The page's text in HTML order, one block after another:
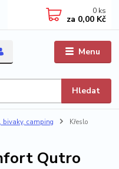
Menu
Hledat
0 ks
za 0,00 Kč
bivaky, camping
Křeslo
Qutro